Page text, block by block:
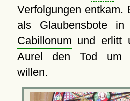
Verfolgungen entkam.
als Glaubensbote
Cabillonum und erlitt
Aurel den Tod um
willen.